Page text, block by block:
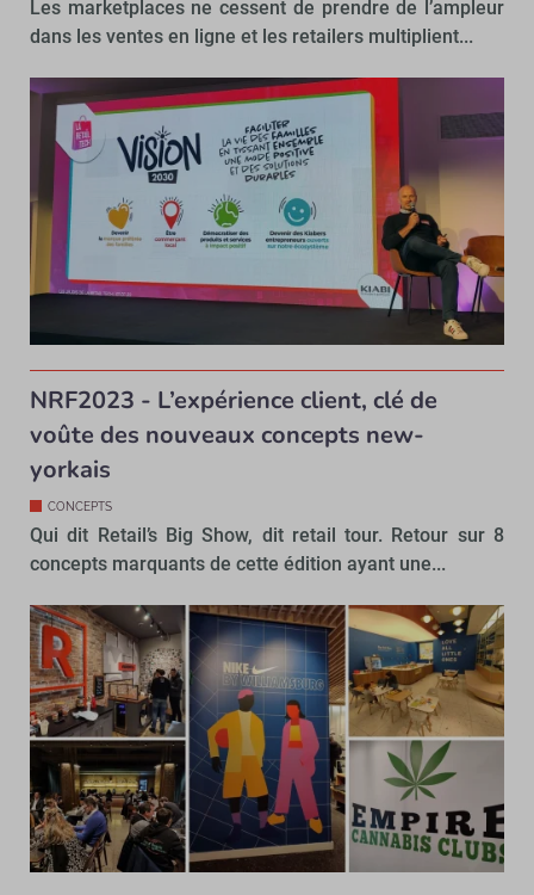
Les marketplaces ne cessent de prendre de l’ampleur
dans les ventes en ligne et les retailers multiplient...
NRF2023 - L’expérience client, clé de
voûte des nouveaux concepts new-
yorkais
CONCEPTS
Qui dit Retail’s Big Show, dit retail tour. Retour sur 8
concepts marquants de cette édition ayant une...